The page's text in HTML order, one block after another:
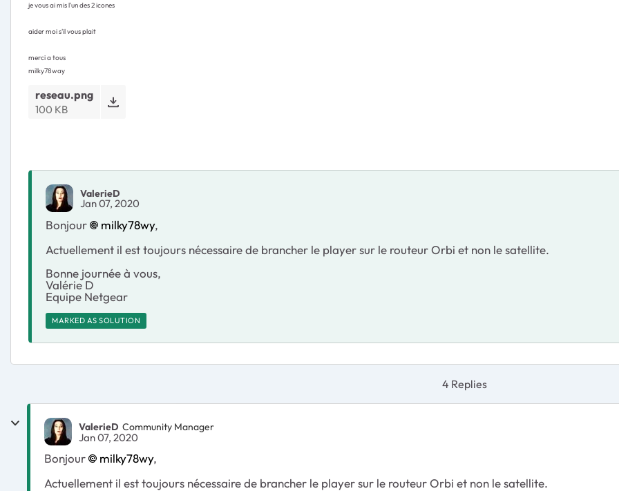
je vous ai mis l'un des 2 icones
aider moi s'il vous plait
merci a tous
milky78way
reseau.png
100 KB
ValerieD
Jan 07, 2020
Bonjour milky78wy,
Actuellement il est toujours nécessaire de brancher le player sur le routeur Orbi et non le satellite.
Bonne journée à vous,
Valérie D
Equipe Netgear
MARKED AS SOLUTION
4 Replies
ValerieD Community Manager
Jan 07, 2020
Bonjour milky78wy,
Actuellement il est toujours nécessaire de brancher le player sur le routeur Orbi et non le satellite.